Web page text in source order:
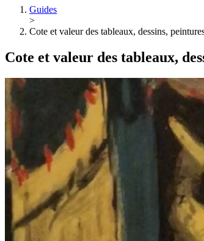
Guides
>
Cote et valeur des tableaux, dessins,
Cote et valeur des tableaux,